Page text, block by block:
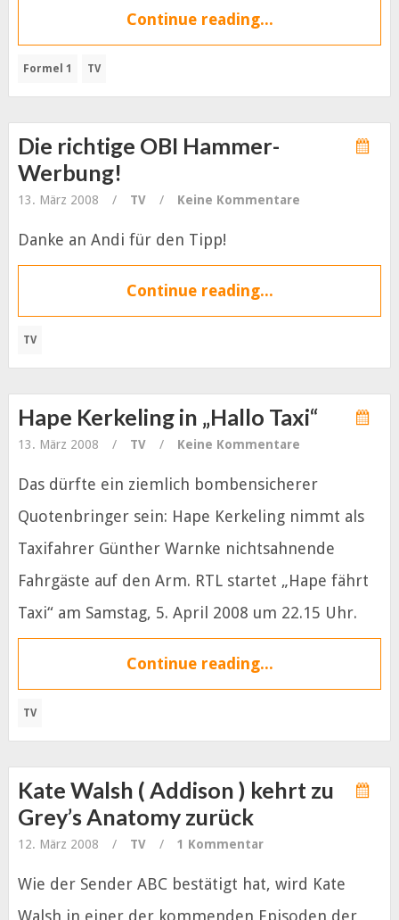
Continue reading...
Formel 1 TV
Die richtige OBI Hammer-
Werbung!
13. März 2008 / TV / Keine Kommentare
Danke an Andi für den Tipp!
Continue reading...
TV
Hape Kerkeling in „Hallo Taxi“
13. März 2008 / TV / Keine Kommentare
Das dürfte ein ziemlich bombensicherer
Quotenbringer sein: Hape Kerkeling nimmt als
Taxifahrer Günther Warnke nichtsahnende
Fahrgäste auf den Arm. RTL startet „Hape fährt
Taxi“ am Samstag, 5. April 2008 um 22.15 Uhr.
Continue reading...
TV
Kate Walsh ( Addison ) kehrt zu
Grey’s Anatomy zurück
12. März 2008 / TV / 1 Kommentar
Wie der Sender ABC bestätigt hat, wird Kate
Walsh in einer der kommenden Episoden der